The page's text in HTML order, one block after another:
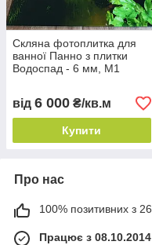
Скляна фотоплитка для
ванної Панно з плитки
Водоспад - 6 мм, М1
від 6 000 ₴/кв.м
Купити
Про нас
100% позитивних з 26
Працює з 08.10.2014